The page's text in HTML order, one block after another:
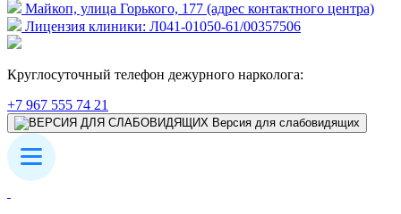
Майкоп, улица Горького, 177 (адрес контактного центра)
Лицензия клиники: Л041-01050-61/00357506
Круглосуточный телефон дежурного нарколога:
+7 967 555 74 21
Версия для слабовидящих